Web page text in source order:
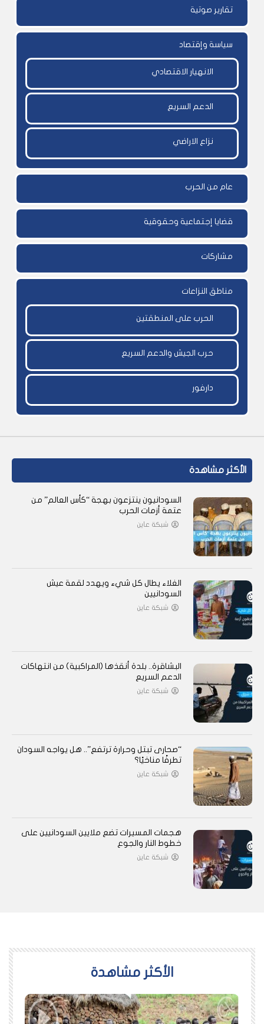
تقارير صوتية
سياسة وإقتصاد
الانهيار الاقتصادي
الدعم السريع
نزاع الاراضي
عام من الحرب
قضايا إجتماعية وحقوقية
مشاركات
مناطق النزاعات
الحرب على المنطقتين
حرب الجيش والدعم السريع
دارفور
الأكثر مشاهدة
السودانيون ينتزعون بهجة “كأس العالم” من
عتمة أزمات الحرب
شبكة عاين
الغلاء يطال كل شيء ويهدد لقمة عيش
السودانيين
شبكة عاين
البشاقرة.. بلدة أنقذها (المراكبية) من انتهاكات
الدعم السريع
شبكة عاين
“صحارى تبتل وحرارة ترتفع”.. هل يواجه السودان
تطرفًا مناخيًا؟
شبكة عاين
هجمات المسيرات تضع ملايين السودانيين على
خطوط النار والجوع
شبكة عاين
اﻷكثر مشاهدة